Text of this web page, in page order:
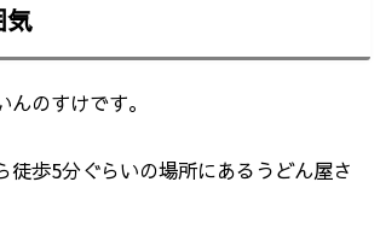
気
のすけです。
徒歩5分ぐらいの場所にあるうどん屋さ